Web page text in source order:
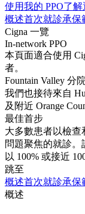
使用我的 PPO了解
概述首次就診承保
Cigna 一覽
In-network PPO
本頁面適合使用
者。
Fountain Valley 分院
我們也接待來自
及附近 Orange
最佳首步
大多數患者以檢
問題聚焦的就診。
以 100% 或接近
跳至
概述首次就診承保
概述